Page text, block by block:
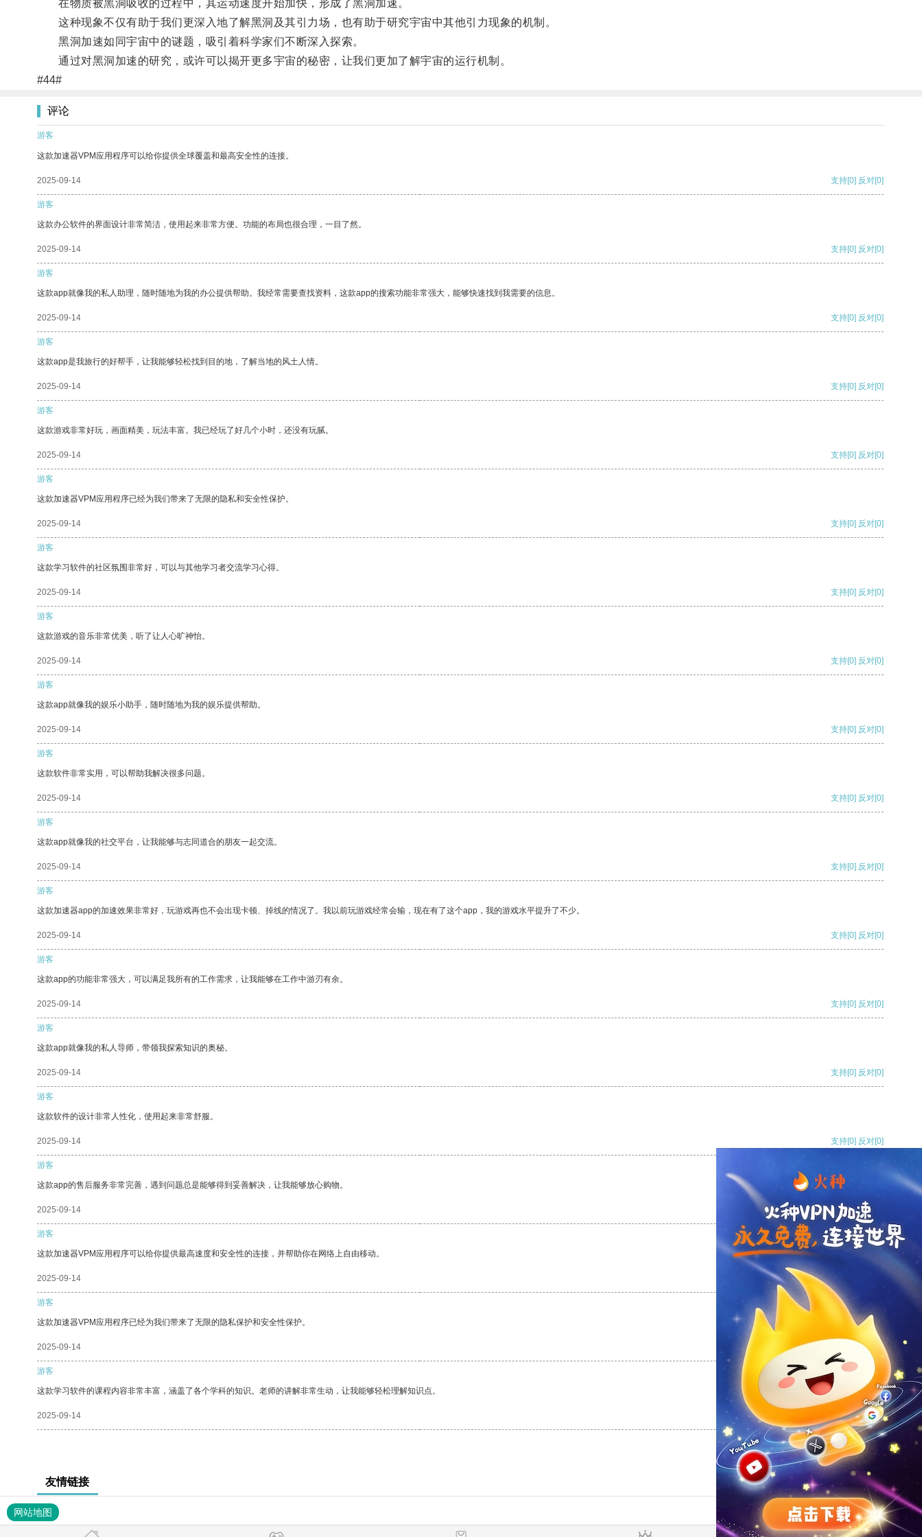
在物质被黑洞吸收的过程中，其运动速度开始加快，形成了黑洞加速。
这种现象不仅有助于我们更深入地了解黑洞及其引力场，也有助于研究宇宙中其他引力现象的机制。
黑洞加速如同宇宙中的谜题，吸引着科学家们不断深入探索。
通过对黑洞加速的研究，或许可以揭开更多宇宙的秘密，让我们更加了解宇宙的运行机制。
#44#
评论
游客
这款加速器VPM应用程序可以给你提供全球覆盖和最高安全性的连接。
2025-09-14 支持[0] 反对[0]
游客
这款办公软件的界面设计非常简洁，使用起来非常方便。功能的布局也很合理，一目了然。
2025-09-14 支持[0] 反对[0]
游客
这款app就像我的私人助理，随时随地为我的办公提供帮助。我经常需要查找资料，这款app的搜索功能非常强大，能够快速找到我需要的信息。
2025-09-14 支持[0] 反对[0]
游客
这款app是我旅行的好帮手，让我能够轻松找到目的地，了解当地的风土人情。
2025-09-14 支持[0] 反对[0]
游客
这款游戏非常好玩，画面精美，玩法丰富。我已经玩了好几个小时，还没有玩腻。
2025-09-14 支持[0] 反对[0]
游客
这款加速器VPM应用程序已经为我们带来了无限的隐私和安全性保护。
2025-09-14 支持[0] 反对[0]
游客
这款学习软件的社区氛围非常好，可以与其他学习者交流学习心得。
2025-09-14 支持[0] 反对[0]
游客
这款游戏的音乐非常优美，听了让人心旷神怡。
2025-09-14 支持[0] 反对[0]
游客
这款app就像我的娱乐小助手，随时随地为我的娱乐提供帮助。
2025-09-14 支持[0] 反对[0]
游客
这款软件非常实用，可以帮助我解决很多问题。
2025-09-14 支持[0] 反对[0]
游客
这款app就像我的社交平台，让我能够与志同道合的朋友一起交流。
2025-09-14 支持[0] 反对[0]
游客
这款加速器app的加速效果非常好，玩游戏再也不会出现卡顿、掉线的情况了。我以前玩游戏经常会输，现在有了这个app，我的游戏水平提升了不少。
2025-09-14 支持[0] 反对[0]
游客
这款app的功能非常强大，可以满足我所有的工作需求，让我能够在工作中游刃有余。
2025-09-14 支持[0] 反对[0]
游客
这款app就像我的私人导师，带领我探索知识的奥秘。
2025-09-14 支持[0] 反对[0]
游客
这款软件的设计非常人性化，使用起来非常舒服。
2025-09-14 支持[0] 反对[0]
游客
这款app的售后服务非常完善，遇到问题总是能够得到妥善解决，让我能够放心购物。
2025-09-14 支持[0] 反对
游客
这款加速器VPM应用程序可以给你提供最高速度和安全性的连接，并帮助你在网络上自由移动。
2025-09-14 支持
游客
这款加速器VPM应用程序已经为我们带来了无限的隐私保护和安全性保护。
2025-09-14 反对 [0]
游客
这款学习软件的课程内容非常丰富，涵盖了各个学科的知识。老师的讲解非常生动，让我能够轻松理解知识点。
2025-09-14 支持[0] 反对[0]
友情链接
网站地图